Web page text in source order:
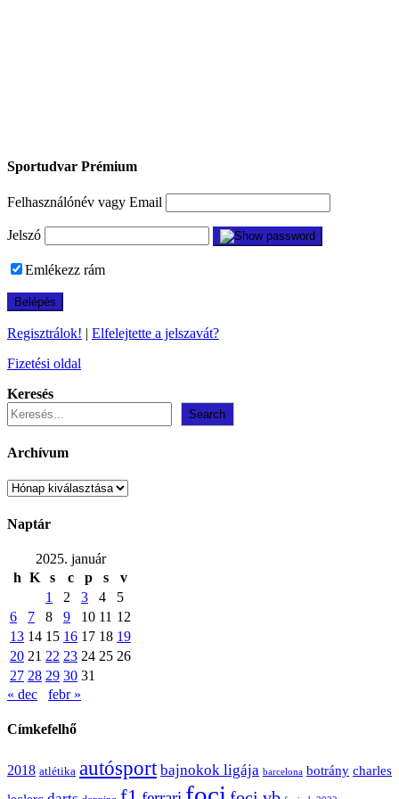
Sportudvar Prémium
Felhasználónév vagy Email
Jelszó
Emlékezz rám
Regisztrálok! | Elfelejtette a jelszavát?
Fizetési oldal
Keresés
Search
Archívum
Archívum
Naptár
2025. január
h K s c p s
v
1
2 3 4
5
6
7 8 9 10 11 12
13 14 15 16 17 18 19
20 21 22 23 24 25 26
27 28 29 30 31
« dec
febr »
Címkefelhő
2018 atlétika autósport bajnokok ligája barcelona botrány charles